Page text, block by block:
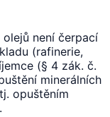
není čerpací
(rafinerie,
(§ 4 zák. č.
minerálních
opuštěním